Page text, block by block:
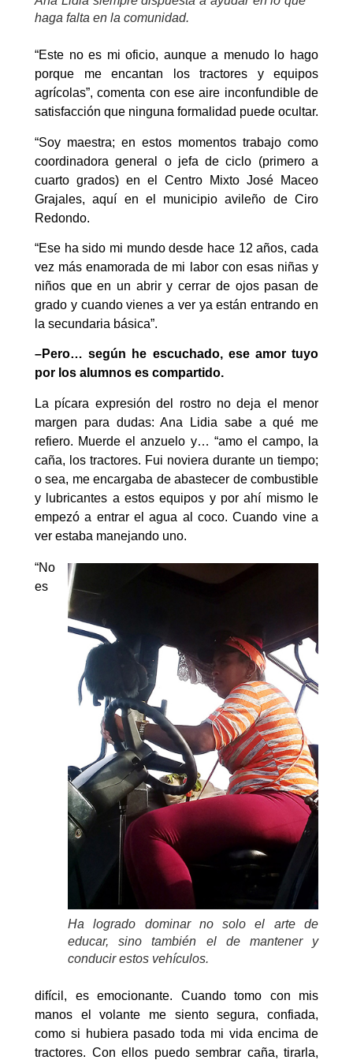
haga falta en la comunidad.
“Este no es mi oficio, aunque a menudo lo hago
porque me encantan los tractores y equipos
agrícolas”, comenta con ese aire inconfundible de
satisfacción que ninguna formalidad puede ocultar.
“Soy maestra; en estos momentos trabajo como
coordinadora general o jefa de ciclo (primero a
cuarto grados) en el Centro Mixto José Maceo
Grajales, aquí en el municipio avileño de Ciro
Redondo.
“Ese ha sido mi mundo desde hace 12 años, cada
vez más enamorada de mi labor con esas niñas y
niños que en un abrir y cerrar de ojos pasan de
grado y cuando vienes a ver ya están entrando en
la secundaria básica”.
–Pero… según he escuchado, ese amor tuyo
por los alumnos es compartido.
La pícara expresión del rostro no deja el menor
margen para dudas: Ana Lidia sabe a qué me
refiero. Muerde el anzuelo y… “amo el campo, la
caña, los tractores. Fui noviera durante un tiempo;
o sea, me encargaba de abastecer de combustible
y lubricantes a estos equipos y por ahí mismo le
empezó a entrar el agua al coco. Cuando vine a
ver estaba manejando uno.
Ha logrado dominar no solo el arte de
educar, sino también el de mantener y
conducir estos vehículos.
“No
es
difícil, es emocionante. Cuando tomo con mis
manos el volante me siento segura, confiada,
como si hubiera pasado toda mi vida encima de
tractores. Con ellos puedo sembrar caña, tirarla,